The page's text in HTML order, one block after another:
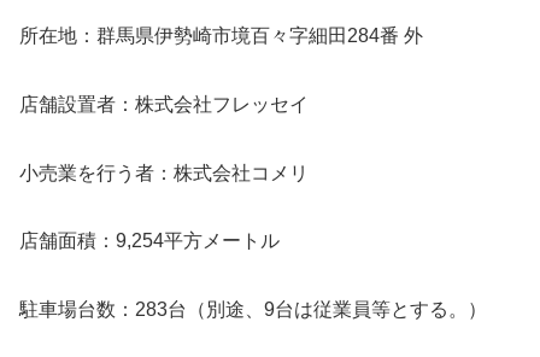
所在地：群馬県伊勢崎市境百々字細田284番 外
店舗設置者：株式会社フレッセイ
小売業を行う者：株式会社コメリ
店舗面積：9,254平方メートル
駐車場台数：283台（別途、9台は従業員等とする。）